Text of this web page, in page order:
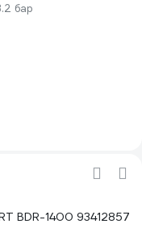
бар
BDR-1400 93412857